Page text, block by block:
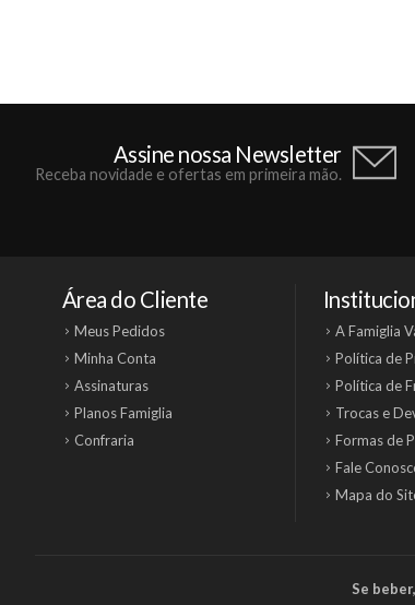
Assine nossa Newsletter
Receba novidade e ofertas em primeira mão.
Área do Cliente
Meus Pedidos
Minha Conta
Assinaturas
Planos Famiglia
Confraria
A Famiglia
Política de
Política de
Trocas e
Formas de
Fale
Mapa do
Se